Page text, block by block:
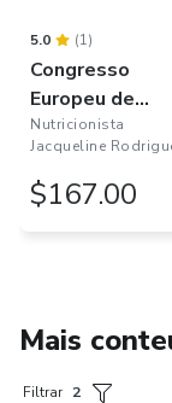
5.0 (1)
Congresso
Europeu de
Nutrição
Infantil •
Online
Nutricionista
Jacqueline
$167.00
Mais
Filtrar 2